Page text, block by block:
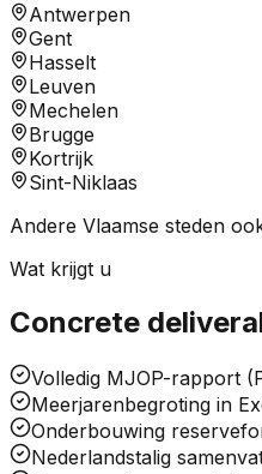
Antwerpen
Gent
Hasselt
Leuven
Mechelen
Brugge
Kortrijk
Sint-Niklaas
Andere Vlaamse steden
Wat krijgt u
Concrete
Volledig MJOP-rapport
Meerjarenbegroting in
Onderbouwing
Nederlandstalig